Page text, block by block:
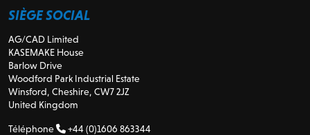
SIÈGE SOCIAL
AG/CAD Limited
KASEMAKE House
Barlow Drive
Woodford Park Industrial Estate
Winsford, Cheshire, CW7 2JZ
United Kingdom
Téléphone
+44 (0)1606 863344